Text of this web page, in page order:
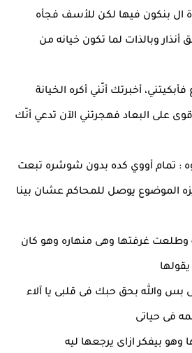
ال بنكون فيها لكن للأسف فجأه
أنذار وبالذات لما تكون خيانه من
أخبرتك أنّني أكره الخيانة
على البعاد فهجرتني الآن تدعي أنّك
: تمام أووي كده بدون شوشره تبعت
الموضوع يوصل للمحاكم عشان بينا
وطلعت غرفتها وهى منهاره وهو كان
والله بحق حبك فى قلبى يا آلاء
فى حياتى
وهو بيفكر ازاى يرجعها ليه